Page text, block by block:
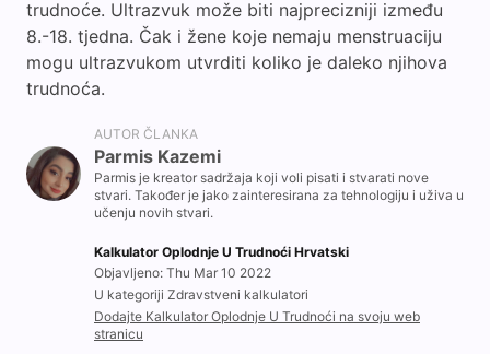
trudnoće. Ultrazvuk može biti najprecizniji između
8.-18. tjedna. Čak i žene koje nemaju menstruaciju
mogu ultrazvukom utvrditi koliko je daleko njihova
trudnoća.
AUTOR ČLANKA
Parmis Kazemi
Parmis je kreator sadržaja koji voli pisati i stvarati nove
stvari. Također je jako zainteresirana za tehnologiju i uživa u
učenju novih stvari.
Kalkulator Oplodnje U Trudnoći Hrvatski
Objavljeno: Thu Mar 10 2022
U kategoriji Zdravstveni kalkulatori
Dodajte Kalkulator Oplodnje U Trudnoći na svoju web
stranicu